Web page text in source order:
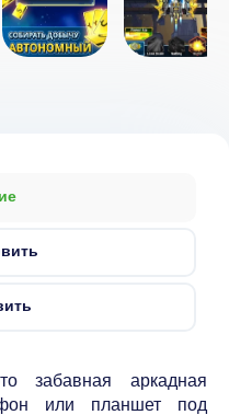
забавная аркадная
или планшет под